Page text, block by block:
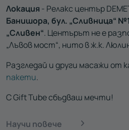
Локация - Релакс център
Банишора, бул. „Сливница“
„Сливен“. Центърът не е
„Лъвов мост“, нито в ж.к.
Разгледай и други масажи от
пакети.
С Gift Tube сбъдваш мечти!
Научи повече